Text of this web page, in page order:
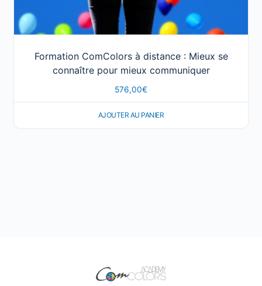
Formation ComColors à distance : Mieux se
connaître pour mieux communiquer
576,00€
AJOUTER AU PANIER